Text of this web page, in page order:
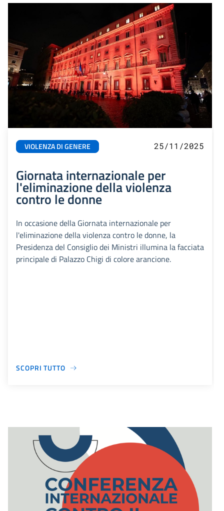
VIOLENZA DI GENERE 25/11/2025
Giornata internazionale per
l'eliminazione della violenza
contro le donne
In occasione della Giornata internazionale per
l'eliminazione della violenza contro le donne, la
Presidenza del Consiglio dei Ministri illumina la facciata
principale di Palazzo Chigi di colore arancione.
SCOPRI TUTTO